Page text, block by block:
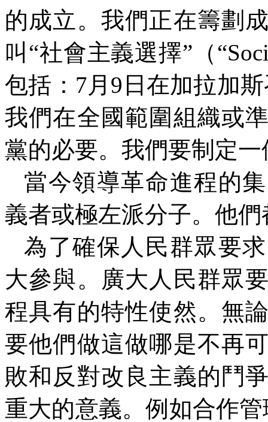
的成立。我們正在籌劃
叫“社會主義選擇”（“
包括： 7月 9 日在加拉加
我們在全國範圍組織或
黨的必要。我們要制定
當今領導革命進程的
義者或極左派分子。他
為了確保人民群眾要
大參與。廣大人民群眾
程具有的特性使然。無
要他們做這做哪是不再
敗和反對改良主義的鬥
重大的意義。例如合作